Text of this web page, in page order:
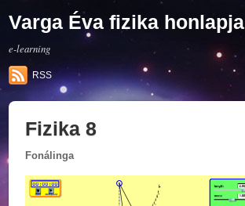
Varga Éva fizika honlapja
e-learning
RSS
Fizika 8
Fonálinga